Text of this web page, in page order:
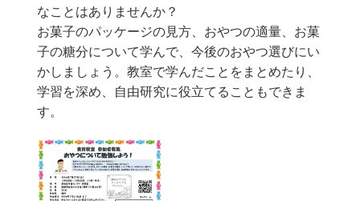
なことはありませんか？
お菓子のパッケージの見方、おやつの適量、お菓
子の糖分について学んで、今後のおやつ選びにい
かしましょう。教室で学んだことをまとめたり、
学習を深め、自由研究に役立てることもできま
す。